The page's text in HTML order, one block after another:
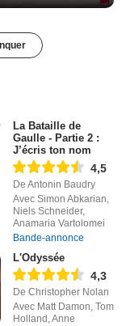
La Bataille de
Gaulle - Partie 2 :
J’écris ton nom
4,5
De Antonin Baudry
Avec Simon Abkarian,
Niels Schneider,
Anamaria Vartolomei
Bande-annonce
L'Odyssée
4,3
De Christopher Nolan
Avec Matt Damon, Tom
Holland, Anne